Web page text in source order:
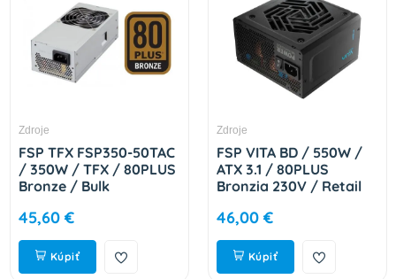
Zdroje
FSP TFX FSP350-50TAC
/ 350W / TFX / 80PLUS
Bronze / Bulk
45,60 €
Kúpiť
Zdroje
FSP VITA BD / 550W /
ATX 3.1 / 80PLUS
Bronzia 230V / Retail
46,00 €
Kúpiť